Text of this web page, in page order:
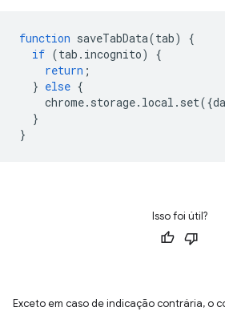
function saveTabData(tab)
{
if (tab . incognito)
{
return ;
} else {
chrome. storage. local . set({
}
}
Isso foi útil?
Exceto em caso de indicação contrária, o